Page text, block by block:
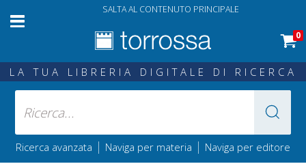
SALTA AL CONTENUTO PRINCIPALE
0
LA TUA LIBRERIA DIGITALE DI RICERCA
Ricerca avanzata | Naviga per materia | Naviga per editore